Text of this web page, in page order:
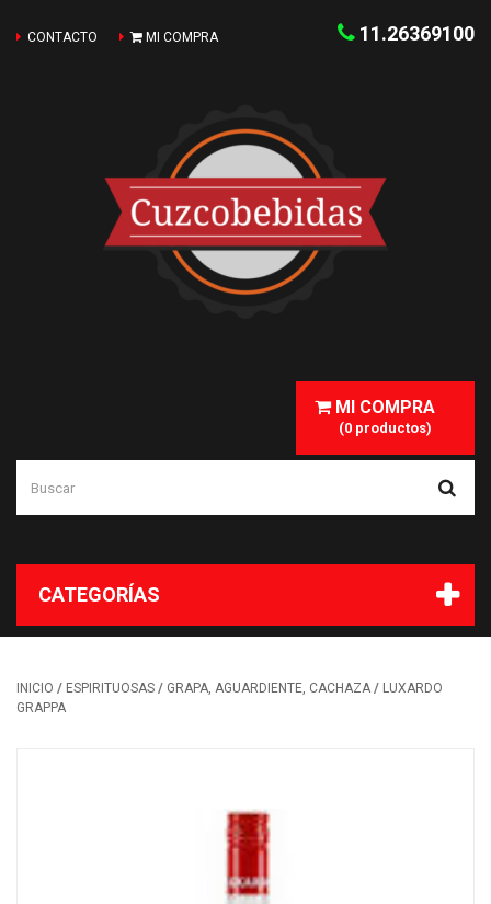
CONTACTO MI COMPRA 11.26369100
MI COMPRA
(0 productos)
CATEGORÍAS
INICIO / ESPIRITUOSAS / GRAPA, AGUARDIENTE, CACHAZA / LUXARDO
GRAPPA